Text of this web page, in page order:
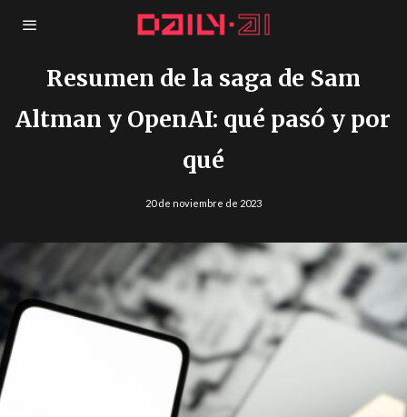
Resumen de la saga de Sam
Altman y OpenAI: qué pasó y por
qué
20 de noviembre de 2023